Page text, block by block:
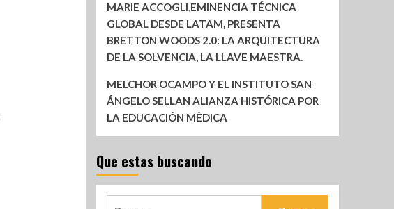
MARIE ACCOGLI,EMINENCIA TÉCNICA
GLOBAL DESDE LATAM, PRESENTA
BRETTON WOODS 2.0: LA ARQUITECTURA
DE LA SOLVENCIA, LA LLAVE MAESTRA.
MELCHOR OCAMPO Y EL INSTITUTO SAN
ÁNGELO SELLAN ALIANZA HISTÓRICA POR
LA EDUCACIÓN MÉDICA
Que estas buscando